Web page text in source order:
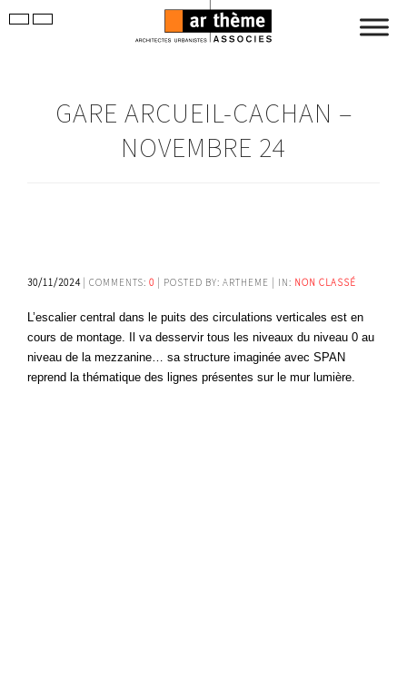
GARE ARCUEIL-CACHAN –
NOVEMBRE 24
30/11/2024| COMMENTS: 0 | POSTED BY: ARTHEME | IN: NON CLASSÉ
L’escalier central dans le puits des circulations verticales est en
cours de montage. Il va desservir tous les niveaux du niveau 0 au
niveau de la mezzanine… sa structure imaginée avec SPAN
reprend la thématique des lignes présentes sur le mur lumière.